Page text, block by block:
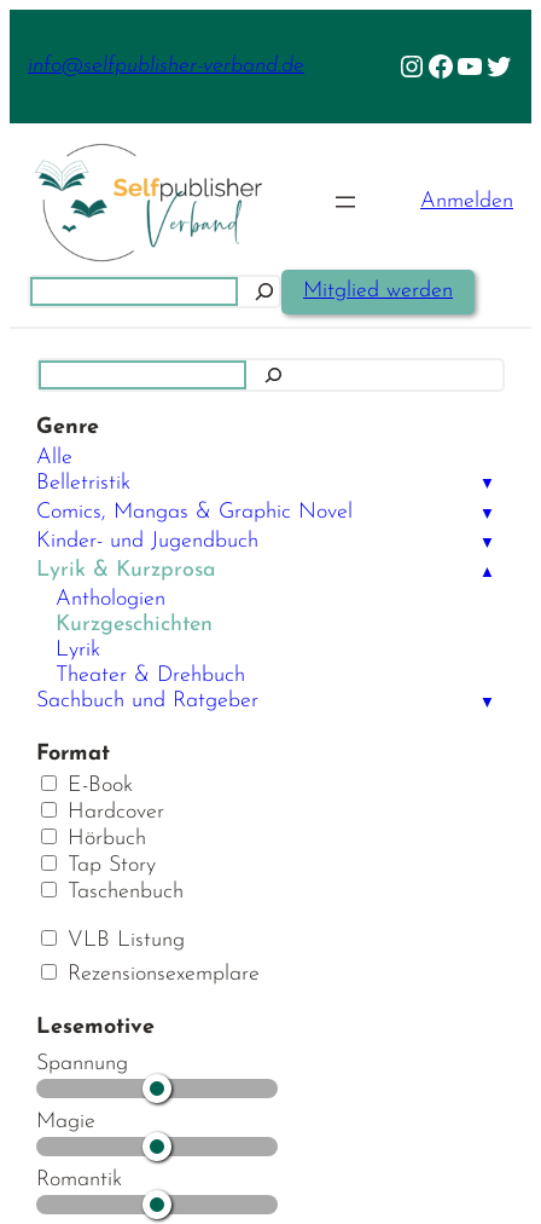
Inhalt
info@selfpublisher-verband.de Instagram
Facebook
Anmelden
Mitglied werden
Genre
Alle
Belletristik
▼
Comics, Mangas & Graphic Novel ▼
Kinder- und Jugendbuch ▼
Lyrik & Kurzprosa ▲
Anthologien
Kurzgeschichten
Lyrik
Theater & Drehbuch
Sachbuch und Ratgeber
▼
Format
E-Book
Hardcover
Hörbuch
Tap Story
Taschenbuch
VLB Listung
Rezensionsexemplare
Lesemotive
Spannung
Magie
Romantik